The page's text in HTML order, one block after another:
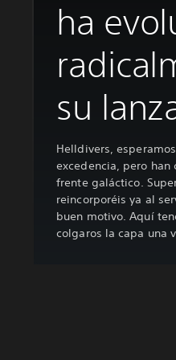
ha
su
Helldivers,
excedencia, pero han
frente galáctico.
reincorporéis ya al
buen motivo. Aquí
colgaros la capa una